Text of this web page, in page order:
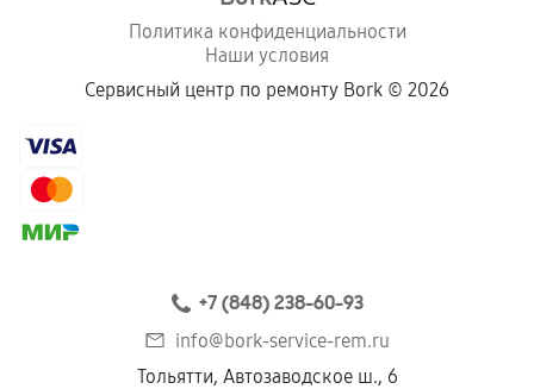
Политика конфиденциальности
Наши условия
Сервисный центр по ремонту Bork © 2026
+7 (848) 238-60-93
info@bork-service-rem.ru
Тольятти, Автозаводское ш., 6